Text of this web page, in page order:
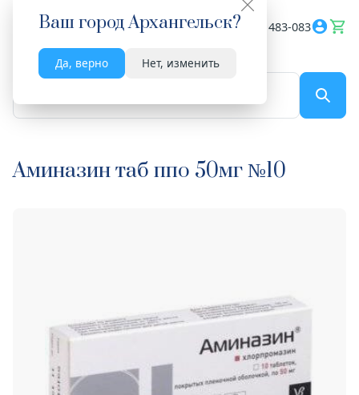
Ваш городАрхангельск?
Да, верно Нет, изменить
Весь сайт 8182 483-083
Аминазин таб ппо 50мг №10